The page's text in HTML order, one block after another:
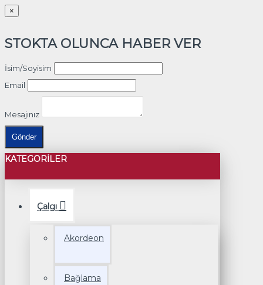
×
STOKTA OLUNCA HABER VER
İsim/Soyisim
Email
Mesajınız
Gönder
KATEGORILER
Çalgı
Akordeon
Bağlama